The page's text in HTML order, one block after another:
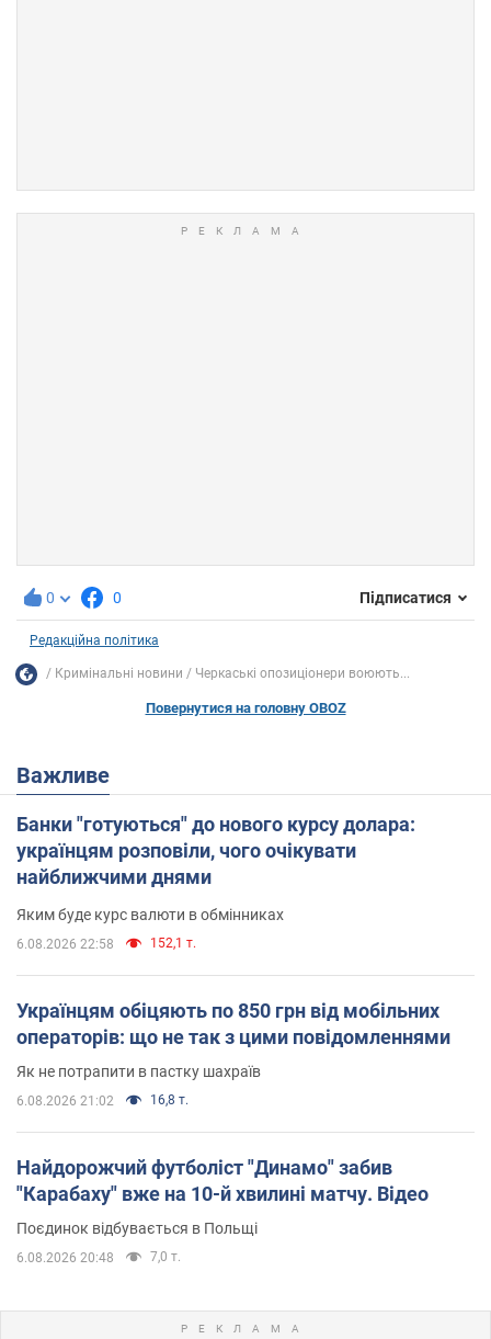
0 0 Підписатися
Редакційна політика
Кримінальні новини Черкаські опозиціонери воюють...
Повернутися на головну OBOZ
Важливе
Банки "готуються" до нового курсу долара:
українцям розповіли, чого очікувати
найближчими днями
Яким буде курс валюти в обмінниках
6.08.2026 22:58 152,1 т.
Українцям обіцяють по 850 грн від мобільних
операторів: що не так з цими повідомленнями
Як не потрапити в пастку шахраїв
6.08.2026 21:02 16,8 т.
Найдорожчий футболіст "Динамо" забив
"Карабаху" вже на 10-й хвилині матчу. Відео
Поєдинок відбувається в Польщі
6.08.2026 20:48 7,0 т.